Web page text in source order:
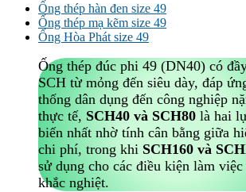
Ống thép hàn đen size 49
Ống thép mạ kẽm size 49
Ống Hòa Phát size 49
Ống thép đúc phi 49 (DN40) có
SCH từ mỏng đến siêu dày, đáp
thống dân dụng đến công nghiệp
thực tế, SCH40 và SCH80 là hai
biến nhất nhờ tính cân bằng giữa
chi phí, trong khi SCH160 và
sử dụng cho các điều kiện làm
khắc nghiệt.